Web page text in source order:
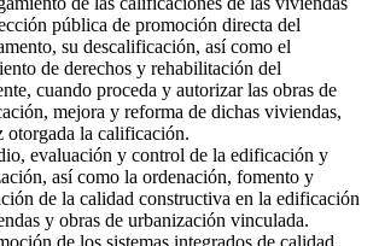
pública de promoción directa del
su descalificación, así como el
de derechos y rehabilitación del
cuando proceda y autorizar las obras de
mejora y reforma de dichas viviendas,
otorgada la calificación.
evaluación y control de la edificación y
así como la ordenación, fomento y
de la calidad constructiva en la edificación
y obras de urbanización vinculada.
de los sistemas integrados de calidad,